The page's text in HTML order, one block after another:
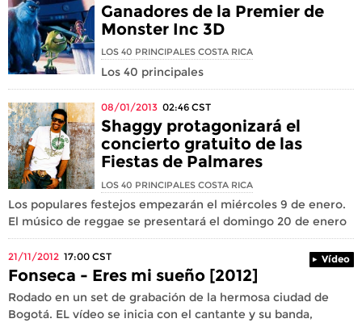
Ganadores de la Premier de
Monster Inc 3D
LOS 40 PRINCIPALES COSTA RICA
Los 40 principales
08/01/2013 02:46 CST
Shaggy protagonizará el
concierto gratuito de las
Fiestas de Palmares
LOS 40 PRINCIPALES COSTA RICA
Los populares festejos empezarán el miércoles 9 de enero.
El músico de reggae se presentará el domingo 20 de enero
21/11/2012 17:00 CST Vídeo
Fonseca - Eres mi sueño [2012]
Rodado en un set de grabación de la hermosa ciudad de
Bogotá. EL vídeo se inicia con el cantante y su banda,